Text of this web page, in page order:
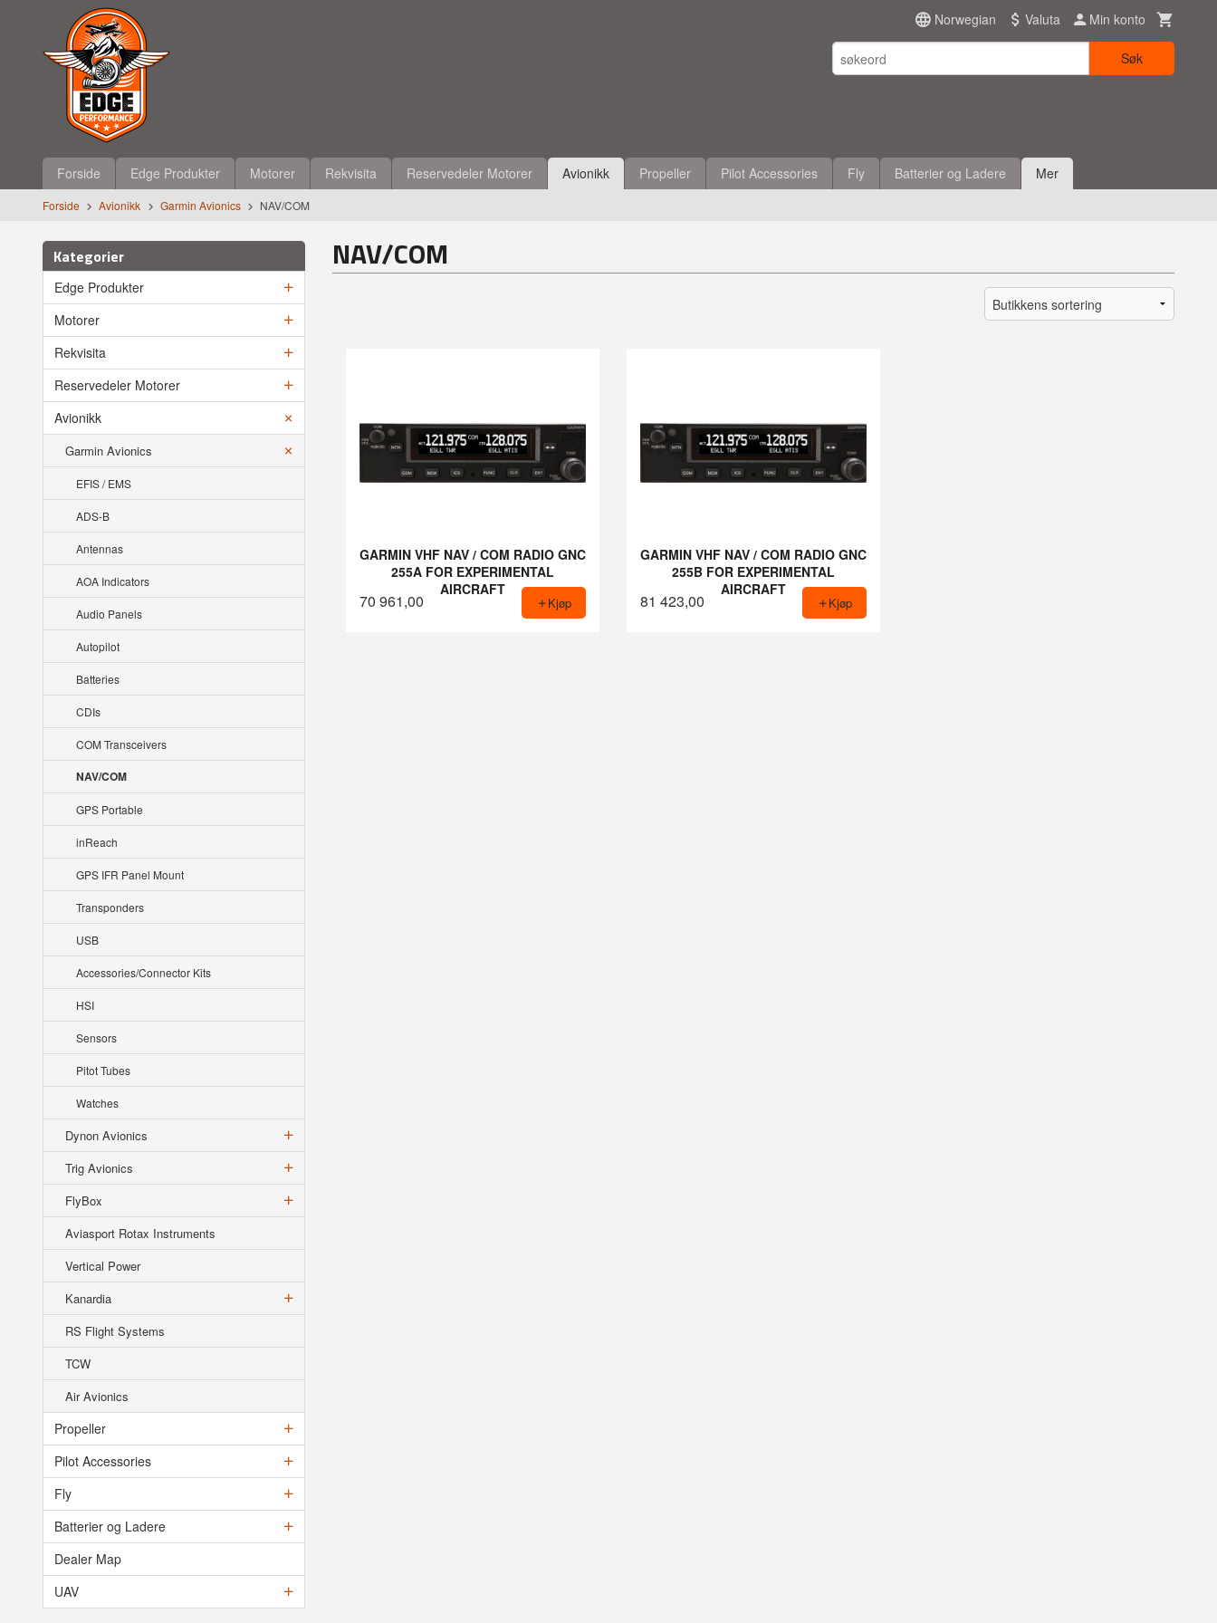
innholdet
Norwegian Valuta Min konto
Søk
Produkter
Forside Edge Produkter Motorer Rekvisita Reservedeler Motorer Avionikk Propeller Pilot Accessories Fly Batterier og Ladere Mer
Forside Avionikk Garmin Avionics NAV/COM
Kategorier
Edge Produkter
Motorer
Rekvisita
Reservedeler Motorer
Avionikk
Garmin Avionics
EFIS / EMS
ADS-B
Antennas
AOA Indicators
Audio Panels
Autopilot
Batteries
CDIs
COM Transceivers
NAV/COM
GPS Portable
inReach
GPS IFR Panel Mount
Transponders
USB
Accessories/Connector Kits
HSI
Sensors
Pitot Tubes
Watches
Dynon Avionics
Trig Avionics
FlyBox
Aviasport Rotax Instruments
Vertical Power
Kanardia
RS Flight Systems
TCW
Air Avionics
Propeller
Pilot Accessories
Fly
Batterier og Ladere
Dealer Map
UAV
NAV/COM
GARMIN VHF NAV / COM RADIO GNC
255A FOR EXPERIMENTAL
AIRCRAFT
70 961,00 Kjøp
GARMIN VHF NAV / COM RADIO GNC
255B FOR EXPERIMENTAL
AIRCRAFT
81 423,00 Kjøp